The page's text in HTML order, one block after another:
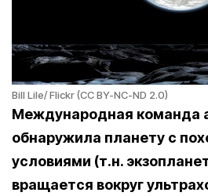
Bill Lile/ Flickr (CC BY-NC-ND 2.0)
Международная команда
обнаружила планету с
условиями (т.н.
вращается вокруг